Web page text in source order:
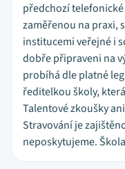
předchozí
zaměřenou na praxi,
institucemi veřejné i
dobře připraveni na
probíhá dle platné
ředitelkou školy,
Talentové zkoušky
Stravování je
neposkytujeme.